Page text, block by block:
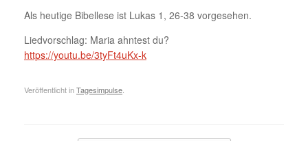
Als heutige Bibellese ist Lukas 1, 26-38 vorgesehen.
Liedvorschlag: Maria ahntest du?
https://youtu.be/3tyFt4uKx-k
Veröffentlicht inTagesimpulse